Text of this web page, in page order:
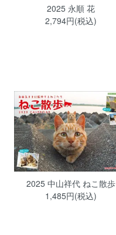
2025 永順 花
2,794円(税込)
2025 中山祥代 ねこ散歩
1,485円(税込)